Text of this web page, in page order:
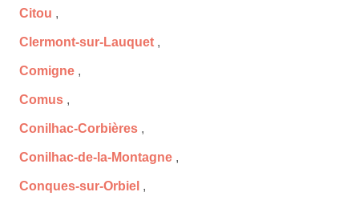
Citou ,
Clermont-sur-Lauquet ,
Comigne ,
Comus ,
Conilhac-Corbières ,
Conilhac-de-la-Montagne ,
Conques-sur-Orbiel ,